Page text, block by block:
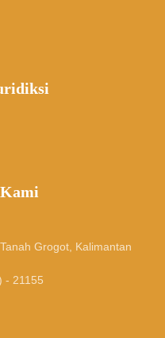
Grogot, Kalimantan
- 21155